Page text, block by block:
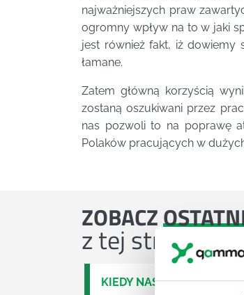
najważniejszych praw
ogromny wpływ na to w jaki
jest również fakt, iż dowiemy
łamane.
Zatem główną korzyścią
zostaną oszukiwani przez
nas pozwoli to na poprawę
Polaków pracujących w
ZOBACZ
z tej strefy
KIEDY NASTĄPI ZMIANA